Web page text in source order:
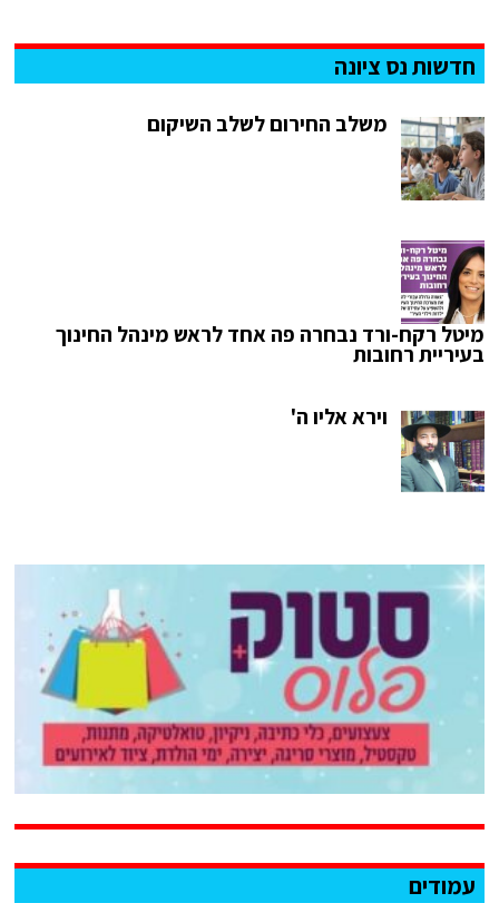
חדשות נס ציונה
משלב החירום לשלב השיקום
מיטל רקח-ורד נבחרה פה אחד לראש מינהל החינוך
בעיריית רחובות
וירא אליו ה'
עמודים